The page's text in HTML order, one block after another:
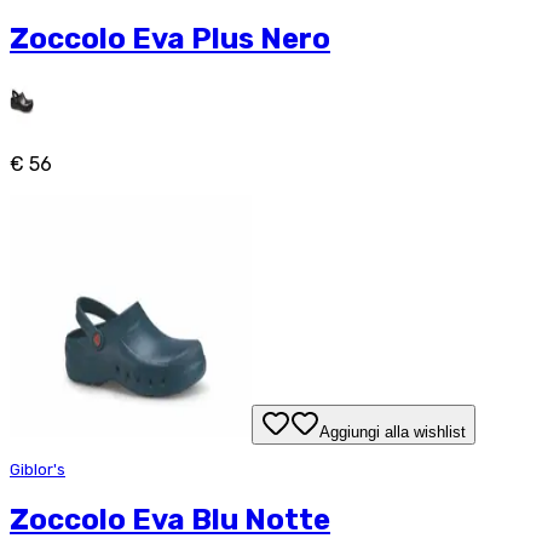
Zoccolo Eva Plus Nero
€ 56
Aggiungi alla wishlist
Giblor's
Zoccolo Eva Blu Notte